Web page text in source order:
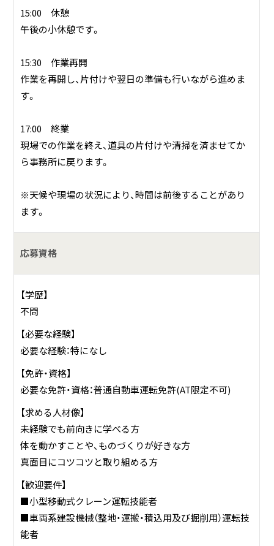
15:00 休憩
午後の小休憩です。
15:30 作業再開
作業を再開し、片付けや翌日の準備も行いながら進めま
す。
17:00 終業
現場での作業を終え、道具の片付けや清掃を済ませてか
ら事務所に戻ります。
※天候や現場の状況により、時間は前後することがあり
ます。
応募資格
【学歴】
不問
【必要な経験】
必要な経験：特になし
【免許・資格】
必要な免許・資格：普通自動車運転免許(AT限定不可)
【求める人材像】
未経験でも前向きに学べる方
体を動かすことや、ものづくりが好きな方
真面目にコツコツと取り組める方
【歓迎要件】
■小型移動式クレーン運転技能者
■車両系建設機械（整地・運搬・積込用及び掘削用）運転技
能者